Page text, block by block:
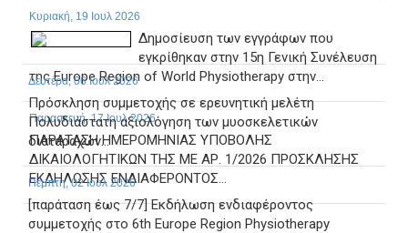
Κυριακή, 19 Ιουλ 2026
Δημοσίευση των εγγράφων που
εγκρίθηκαν στην 15η Γενική Συνέλευση
της Europe Region of World Physiotherapy στην...
Παρασκευή, 17 Ιουλ 2026
ΠΑΡΑΤΑΣΗ ΗΜΕΡΟΜΗΝΙΑΣ ΥΠΟΒΟΛΗΣ
ΔΙΚΑΙΟΛΟΓΗΤΙΚΩΝ ΤΗΣ ΜΕ ΑΡ. 1/2026 ΠΡΟΣΚΛΗΣΗΣ
ΕΚΔΗΛΩΣΗΣ ΕΝΔΙΑΦΕΡΟΝΤΟΣ...
Δευτέρα, 06 Ιουλ 2026
Πρόσκληση συμμετοχής σε ερευνητική μελέτη
Πολυδιάστατη αξιολόγηση των μυοσκελετικών
διαταραχών...
Πέμπτη, 02 Ιουλ 2026
[παράταση έως 7/7] Εκδήλωση ενδιαφέροντος
συμμετοχής στο 6th Europe Region Physiotherapy